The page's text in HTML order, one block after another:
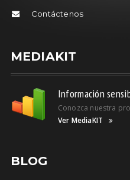
Contáctenos
MEDIAKIT
Información
Conozca nuestra
Ver MediaKIT
BLOG